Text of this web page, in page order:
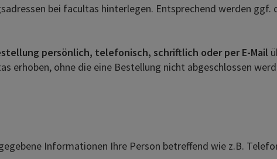
bei facultas hinterlegen. Entsprechend werden
persönlich, telefonisch, schriftlich oder per E-Mail
erhoben, ohne die eine Bestellung nicht abgeschlossen
Informationen Ihre Person betreffend wie z.B.